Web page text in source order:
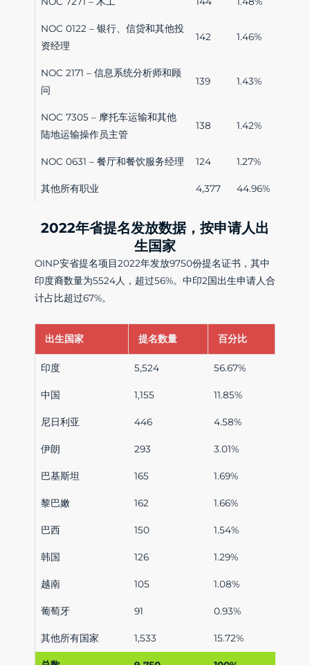
NOC 0122 – 银行、信贷和其他投
资经理
142 1.46%
NOC 2171 – 信息系统分析师和顾
问
139 1.43%
NOC 7305 – 摩托车运输和其他
陆地运输操作员主管
138 1.42%
NOC 0631 – 餐厅和餐饮服务经理 124 1.27%
其他所有职业 4,377 44.96%
2022年省提名发放数据，按申请人出
生国家
OINP安省提名项目2022年发放9750份提名证书，其中
印度裔数量为5524人，超过56%。中印2国出生申请人合
计占比超过67%。
出生国家 提名数量 百分比
印度 5,524 56.67%
中国 1,155 11.85%
尼日利亚 446 4.58%
伊朗 293 3.01%
巴基斯坦 165 1.69%
黎巴嫩 162 1.66%
巴西 150 1.54%
韩国 126 1.29%
越南 105 1.08%
葡萄牙 91 0.93%
其他所有国家 1,533 15.72%